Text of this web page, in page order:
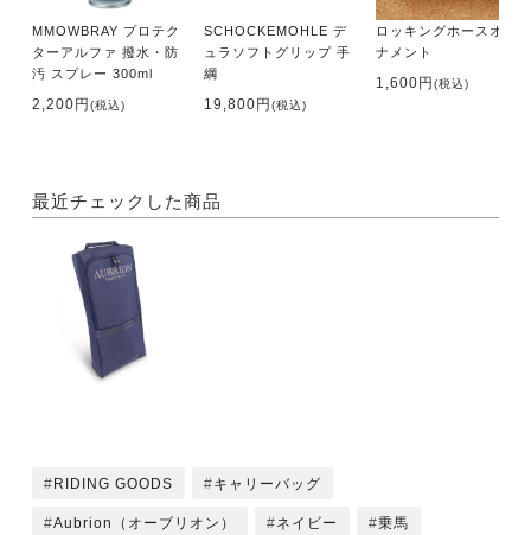
MMOWBRAY プロテク
ターアルファ 撥水・防
汚 スプレー 300ml
2,200円(税込)
SCHOCKEMOHLE デ
ュラソフトグリップ 手
綱
19,800円(税込)
ロッキングホースオー
ナメント
1,600円(税込)
最近チェックした商品
RIDING GOODS キャリーバッグ
Aubrion（オーブリオン） ネイビー 乗馬